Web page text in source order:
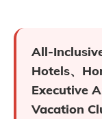
All-
Hotels、
Executive
Vacation